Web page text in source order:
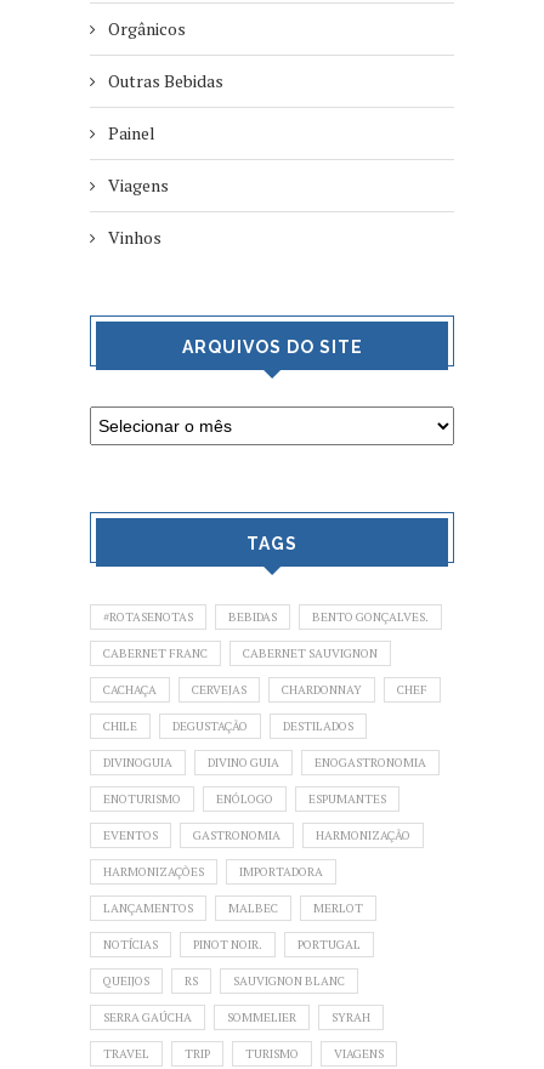
Orgânicos
Outras Bebidas
Painel
Viagens
Vinhos
ARQUIVOS DO SITE
TAGS
#ROTASENOTAS BEBIDAS BENTO GONÇALVES.
CABERNET FRANC CABERNET SAUVIGNON
CACHAÇA CERVEJAS CHARDONNAY CHEF
CHILE DEGUSTAÇÃO DESTILADOS
DIVINOGUIA DIVINO GUIA ENOGASTRONOMIA
ENOTURISMO ENÓLOGO ESPUMANTES
EVENTOS GASTRONOMIA HARMONIZAÇÃO
HARMONIZAÇÕES IMPORTADORA
LANÇAMENTOS MALBEC MERLOT
NOTÍCIAS PINOT NOIR. PORTUGAL
QUEIJOS RS SAUVIGNON BLANC
SERRA GAÚCHA SOMMELIER SYRAH
TRAVEL TRIP TURISMO VIAGENS